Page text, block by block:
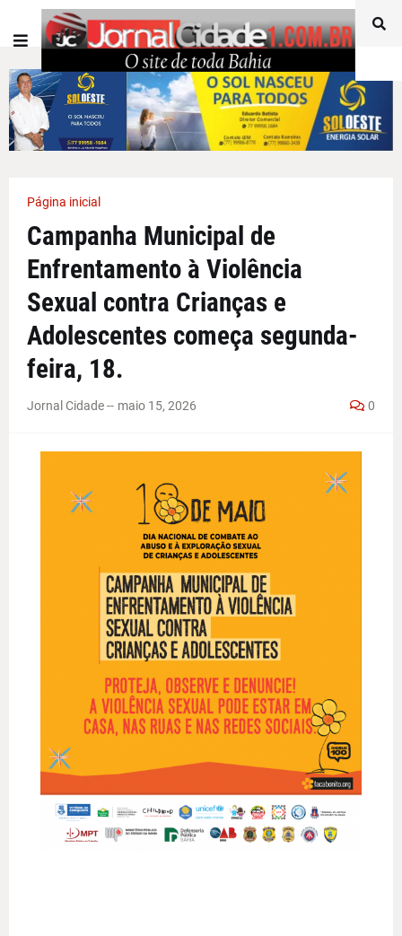
Página inicial
Campanha Municipal de
Enfrentamento à Violência
Sexual contra Crianças e
Adolescentes começa segunda-
feira, 18.
Jornal Cidade -- maio 15, 2026 0